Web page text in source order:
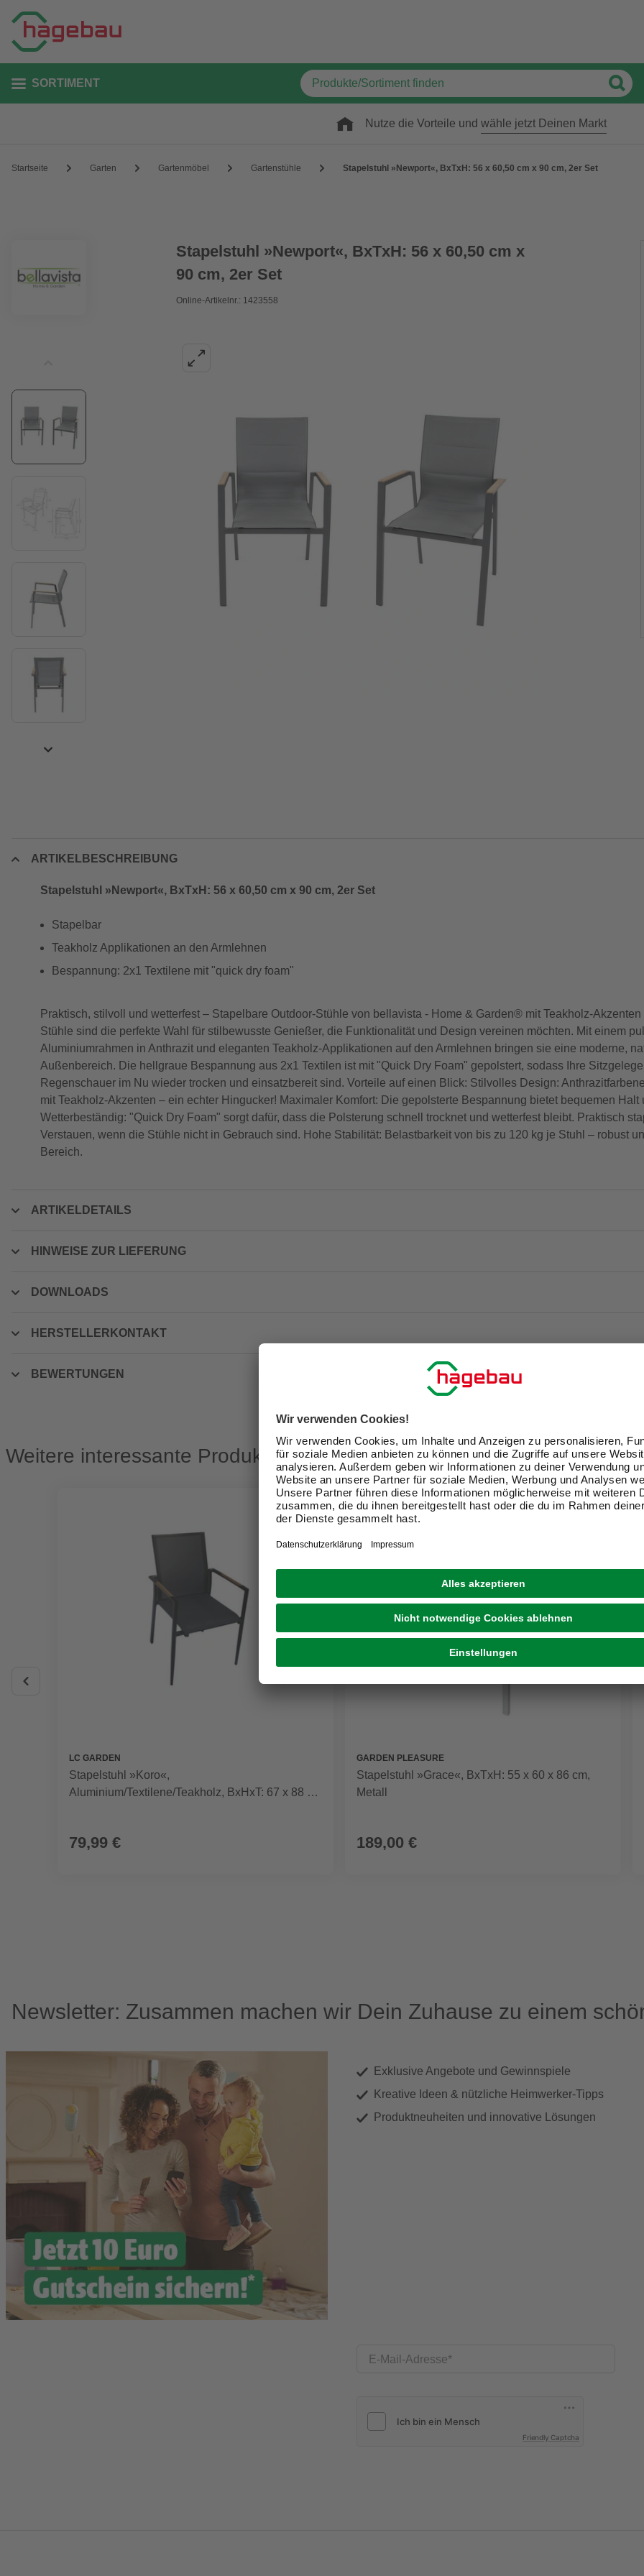
SORTIMENT
Nutze die Vorteile und wähle jetzt Deinen Markt
Startseite Garten Gartenmöbel Gartenstühle Stapelstuhl »Newport«, BxTxH: 56 x 60,50 cm x 90 cm, 2er Set
Stapelstuhl »Newport«, BxTxH: 56 x 60,50 cm x
90 cm, 2er Set
Online-Artikelnr.: 1423558
ARTIKELBESCHREIBUNG
Stapelstuhl »Newport«, BxTxH: 56 x 60,50 cm x 90 cm, 2er Set
Stapelbar
Teakholz Applikationen an den Armlehnen
Bespannung: 2x1 Textilene mit "quick dry foam"
Praktisch, stilvoll und wetterfest – Stapelbare Outdoor-Stühle von bellavista - Home & Garden® mit Teakholz-
Stühle sind die perfekte Wahl für stilbewusste Genießer, die Funktionalität und Design vereinen möchten. Mit einem
Aluminiumrahmen in Anthrazit und eleganten Teakholz-Applikationen auf den Armlehnen bringen sie eine moderne,
Außenbereich. Die hellgraue Bespannung aus 2x1 Textilen ist mit "Quick Dry Foam" gepolstert, sodass Ihre
Regenschauer im Nu wieder trocken und einsatzbereit sind. Vorteile auf einen Blick: Stilvolles Design:
mit Teakholz-Akzenten – ein echter Hingucker! Maximaler Komfort: Die gepolsterte Bespannung bietet bequemen
Wetterbeständig: "Quick Dry Foam" sorgt dafür, dass die Polsterung schnell trocknet und wetterfest bleibt. Praktisch
Verstauen, wenn die Stühle nicht in Gebrauch sind. Hohe Stabilität: Belastbarkeit von bis zu 120 kg je Stuhl – robust
Bereich.
ARTIKELDETAILS
HINWEISE ZUR LIEFERUNG
DOWNLOADS
HERSTELLERKONTAKT
BEWERTUNGEN
Weitere interessante Produkte
LC GARDEN
Stapelstuhl »Koro«,
Aluminium/Textilene/Teakholz, BxHxT: 67 x 88 x
79,99 €
GARDEN PLEASURE
Stapelstuhl »Grace«, BxTxH: 55 x 60 x 86 cm,
Metall
189,00 €
Newsletter: Zusammen machen wir Dein Zuhause zu einem
Exklusive Angebote und Gewinnspiele
Kreative Ideen & nützliche Heimwerker-Tipps
Produktneuheiten und innovative Lösungen
E-Mail-Adresse
Friendly Captcha